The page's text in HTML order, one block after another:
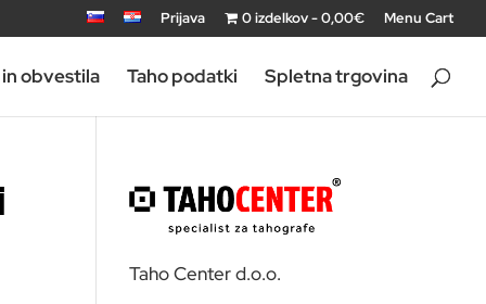
Prijava 0 izdelkov 0,00€ Menu Cart
obvestila Taho podatki Spletna trgovina
Taho Center d.o.o.